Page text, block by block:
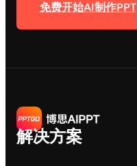
免费开始AI制作PPT
解决方案